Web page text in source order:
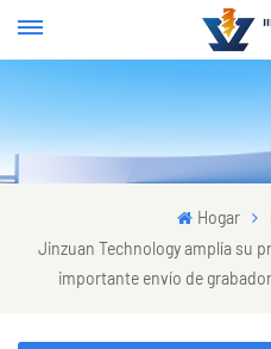
Hogar
Jinzuan Technology amplía su
importante envío de